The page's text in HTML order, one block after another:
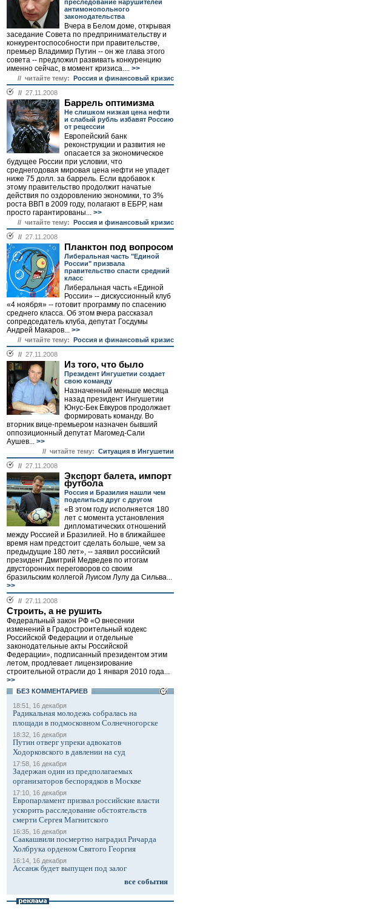
преследование нарушителей
антимонопольного
законодательства
Вчера в Белом доме, открывая
заседание Совета по предпринимательству и
конкурентоспособности при правительстве,
премьер Владимир Путин -- он же глава этого
совета -- предложил развивать конкуренцию
именно сейчас, в момент кризиса.... >>
// читайте тему: Россия и финансовый кризис
// 27.11.2008
Баррель оптимизма
Не слишком низкая цена нефти
и слабый рубль избавят Россию
от рецессии
Европейский банк
реконструкции и развития не
опасается за экономическое
будущее России при условии, что
среднегодовая мировая цена нефти не упадет
ниже 75 долл. за баррель. Если вдобавок к
этому правительство продолжит начатые
действия по оздоровлению экономики, то 3%
роста ВВП в 2009 году, полагают в ЕБРР, нам
просто гарантированы... >>
// читайте тему: Россия и финансовый кризис
// 27.11.2008
Планктон под вопросом
Либеральная часть "Единой
России" призвала
правительство спасти средний
класс
Либеральная часть «Единой
России» -- дискуссионный клуб
«4 ноября» -- готовит программу по спасению
среднего класса. Об этом вчера рассказал
сопредседатель клуба, депутат Госдумы
Андрей Макаров... >>
// читайте тему: Россия и финансовый кризис
// 27.11.2008
Из того, что было
Президент Ингушетии создает
свою команду
Назначенный меньше месяца
назад президент Ингушетии
Юнус-Бек Евкуров продолжает
формировать команду. Во
вторник вице-премьером назначен бывший
оппозиционный депутат Магомед-Сали
Аушев... >>
// читайте тему: Ситуация в Ингушетии
// 27.11.2008
Экспорт балета, импорт
футбола
Россия и Бразилия нашли чем
поделиться друг с другом
«В этом году исполняется 180
лет с момента установления
дипломатических отношений
между Россией и Бразилией. Но в ближайшее
время нам предстоит сделать больше, чем за
предыдущие 180 лет», -- заявил российский
президент Дмитрий Медведев по итогам
двусторонних переговоров со своим
бразильским коллегой Луисом Лулу да Сильва...
>>
// 27.11.2008
Строить, а не рушить
Федеральный закон РФ «О внесении
изменений в Градостроительный кодекс
Российской Федерации и отдельные
законодательные акты Российской
Федерации», подписанный президентом этим
летом, продлевает лицензирование
строительной отрасли до 1 января 2010 года...
>>
БЕЗ КОМMЕНТАРИЕВ
18:51, 16 декабря
Радикальная молодежь собралась на
площади в подмосковном Солнечногорске
18:32, 16 декабря
Путин отверг упреки адвокатов
Ходорковского в давлении на суд
17:58, 16 декабря
Задержан один из предполагаемых
организаторов беспорядков в Москве
17:10, 16 декабря
Европарламент призвал российские власти
ускорить расследование обстоятельств
смерти Сергея Магнитского
16:35, 16 декабря
Саакашвили посмертно наградил Ричарда
Холбрука орденом Святого Георгия
16:14, 16 декабря
Ассанж будет выпущен под залог
все события